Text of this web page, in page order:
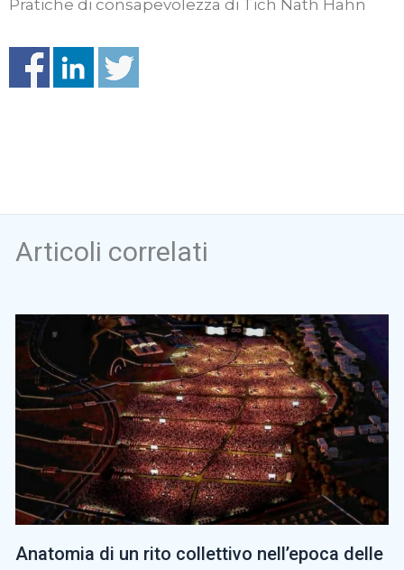
Pratiche di consapevolezza di Tich Nath Hahn
Articoli correlati
Anatomia di un rito collettivo nell’epoca delle